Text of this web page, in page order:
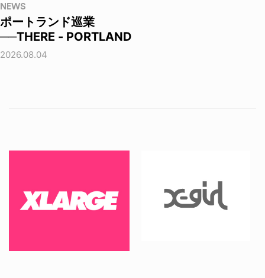
NEWS
ポートランド巡業
──THERE - PORTLAND
2026.08.04